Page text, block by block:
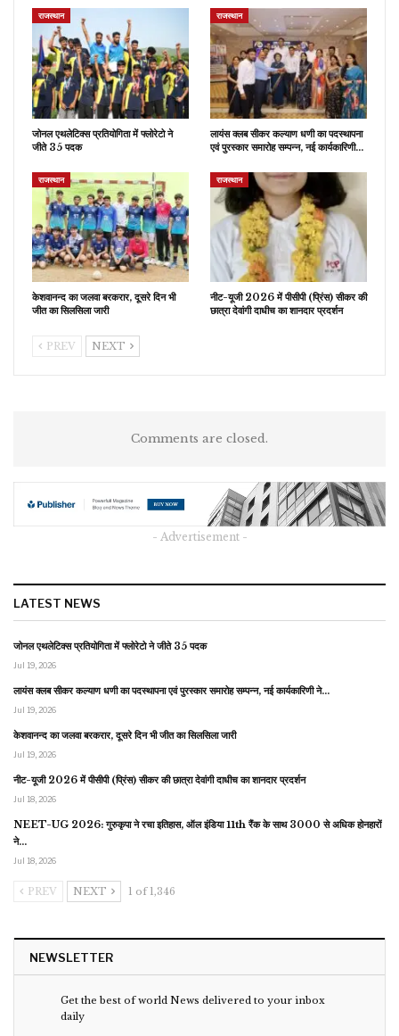
राजस्थान
जोनल एथलेटिक्स प्रतियोगिता में फ्लोरेटो ने
जीते 35 पदक
राजस्थान
लायंस क्लब सीकर कल्याण धणी का पदस्थापना
एवं पुरस्कार समारोह सम्पन्न, नई कार्यकारिणी…
राजस्थान
केशवानन्द का जलवा बरकरार, दूसरे दिन भी
जीत का सिलसिला जारी
राजस्थान
नीट-यूजी 2026 में पीसीपी (प्रिंस) सीकर की
छात्रा देवांगी दाधीच का शानदार प्रदर्शन
PREV NEXT
Comments are closed.
- Advertisement -
LATEST NEWS
जोनल एथलेटिक्स प्रतियोगिता में फ्लोरेटो ने जीते 35 पदक
Jul 19, 2026
लायंस क्लब सीकर कल्याण धणी का पदस्थापना एवं पुरस्कार समारोह सम्पन्न, नई कार्यकारिणी ने…
Jul 19, 2026
केशवानन्द का जलवा बरकरार, दूसरे दिन भी जीत का सिलसिला जारी
Jul 19, 2026
नीट-यूजी 2026 में पीसीपी (प्रिंस) सीकर की छात्रा देवांगी दाधीच का शानदार प्रदर्शन
Jul 18, 2026
NEET-UG 2026: गुरुकृपा ने रचा इतिहास, ऑल इंडिया 11th रैंक के साथ 3000 से अधिक होनहारों
ने…
Jul 18, 2026
PREV NEXT 1 of 1,346
NEWSLETTER
Get the best of world News delivered to your inbox
daily